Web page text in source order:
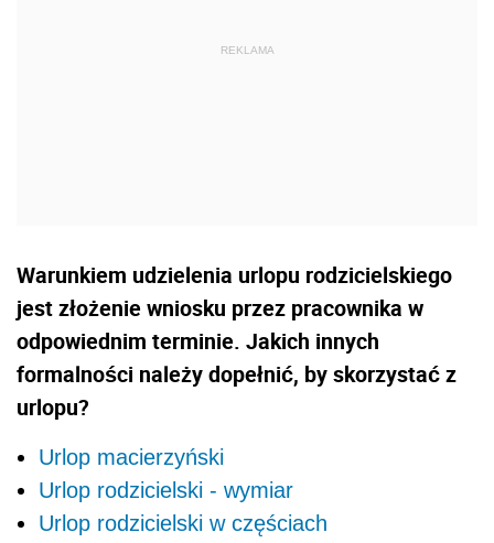
Warunkiem udzielenia urlopu rodzicielskiego
jest złożenie wniosku przez pracownika w
odpowiednim terminie. Jakich innych
formalności należy dopełnić, by skorzystać z
urlopu?
Urlop macierzyński
Urlop rodzicielski - wymiar
Urlop rodzicielski w częściach